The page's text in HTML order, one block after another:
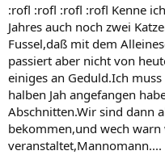
:rofl :rofl :rofl :rofl Kenne
Jahres auch noch zwei
Fussel,daß mit dem
passiert aber nicht von
einiges an Geduld.Ich
halben Jah angefangen
Abschnitten.Wir sind dann
bekommen,und wech
veranstaltet,Mannomann....